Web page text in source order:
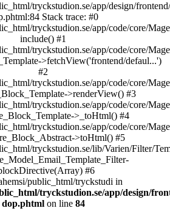
tryckstudion.se/app/design/
Stack trace: #0
tryckstudion.se/app/code/core/
include() #1
tryckstudion.se/app/code/core/
>fetchView('frontend/defaul...')
#2
tryckstudion.se/app/code/core/
>renderView() #3
tryckstudion.se/app/code/core/
>_toHtml() #4
tryckstudion.se/app/code/core/
>toHtml() #5
tryckstudion.se/lib/Varien/Filter/
#6
public_html/tryckstudi in
tryckstudion.se/app/design/
dop.phtmlon line 84